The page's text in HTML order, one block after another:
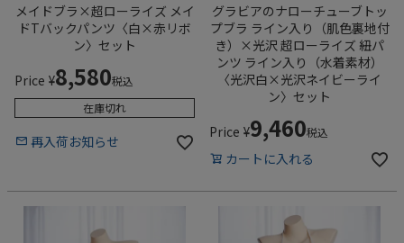
メイドブラ×超ローライズ メイ
ドTバックパンツ〈白×赤リボ
ン〉セット
Price ¥8,580税込
在庫切れ
再入荷お知らせ
グラビアのナローチューブトッ
プブラ ライン入り（肌色裏地付
き）×光沢 超ローライズ 紐パ
ンツ ライン入り（水着素材）
〈光沢白×光沢ネイビーライ
ン〉セット
Price ¥9,460税込
カートに入れる